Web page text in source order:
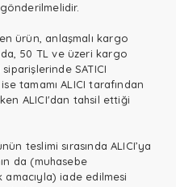
ürün, anlaşmalı kargo
50 TL ve üzeri kargo
SATICI
tamamı ALICI tarafından
ALICI'dan tahsil ettiği
teslimi sırasında ALICI’ya
da (muhasebe
amacıyla) iade edilmesi